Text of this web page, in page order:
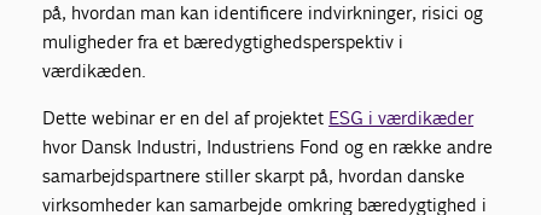
på, hvordan man kan identificere indvirkninger, risici og
muligheder fra et bæredygtighedsperspektiv i
værdikæden.
Dette webinar er en del af projektet ESG i værdikæder
hvor Dansk Industri, Industriens Fond og en række andre
samarbejdspartnere stiller skarpt på, hvordan danske
virksomheder kan samarbejde omkring bæredygtighed i